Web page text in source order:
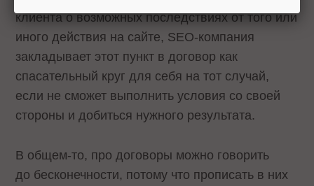
клиента о возможных последствиях от того или
иного действия на сайте, SEO-компания
закладывает этот пункт в договор как
спасательный круг для себя на тот случай,
если не сможет выполнить условия со своей
стороны и добиться нужного результата.
В общем-то, про договоры можно говорить
до бесконечности, потому что прописать в них